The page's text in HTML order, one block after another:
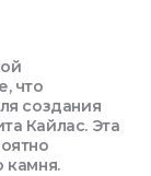
что
создания
Кайлас. Эта
камня.